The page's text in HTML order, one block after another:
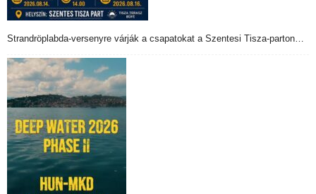
Strandröplabda-versenyre várják a csapatokat a Szentesi Tisza-parton…